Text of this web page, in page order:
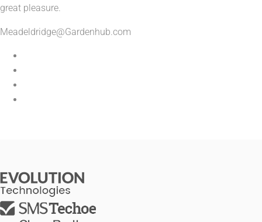
great pleasure.
Meadeldridge@Gardenhub.com